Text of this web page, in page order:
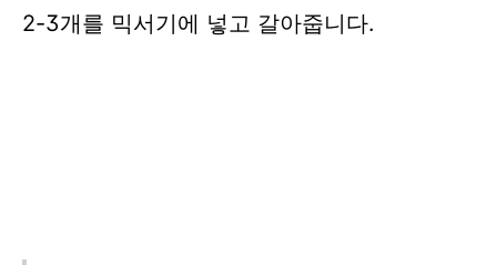
2-3개를 믹서기에 넣고 갈아줍니다.